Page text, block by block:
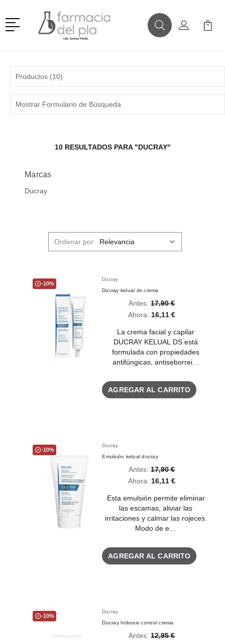
Menú
BuscarMi Cuenta
Mi
Productos (10)
Mostrar Formulario de Búsqueda
10 RESULTADOS PARA "DUCRAY"
Marcas
Ducray
Ordenar por:
-10%
Ducray
Ducray kelual ds crema
Ahora: 16,11 €
Antes: 17,90 €
La crema facial y capilar
DUCRAY KELUAL DS está
formulada con propiedades
antifúngicas, antiseborrei…
AGREGAR AL CARRITO
-10%
Ducray
Emulsión kelual ducray
Ahora: 16,11 €
Antes: 17,90 €
Esta emulsión permite eliminar
las escamas, aliviar las
irritaciones y calmar las rojeces.
Modo de e…
AGREGAR AL CARRITO
-10%
Ducray
Ducray hidrosis control crema
Antes: 12,95 €